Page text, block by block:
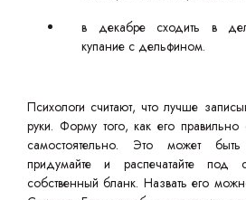
в декабре сходить в
купание с дельфином.
Психологи считают, что лучше
руки. Форму того, как его правильно
самостоятельно. Это может быть
придумайте и распечатайте под
собственный бланк. Назвать его